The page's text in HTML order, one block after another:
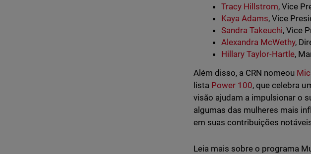
Tracy Hillstrom, Vice
Kaya Adams, Vice
Sandra Takeuchi, Vice
Alexandra McWethy,
Hillary Taylor-Hartle,
Além disso, a CRN nomeou
lista Power 100, que celebra
visão ajudam a impulsionar o
algumas das mulheres mais
em suas contribuições
Leia mais sobre o programa